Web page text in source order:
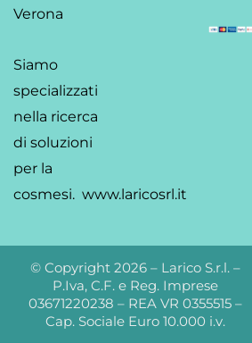
Verona
Siamo
specializzati
nella ricerca
di soluzioni
per la
cosmesi. www.laricosrl.it
© Copyright 2026 – Larico S.r.l. –
P.Iva, C.F. e Reg. Imprese
03671220238 – REA VR 0355515 –
Cap. Sociale Euro 10.000 i.v.